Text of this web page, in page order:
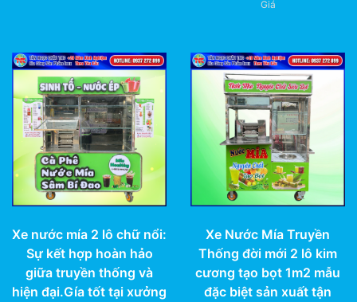
Giá
Xe nước mía 2 lô chữ nổi:
Sự kết hợp hoàn hảo
giữa truyền thống và
hiện đại.Gía tốt tại xưởng
Xe Nước Mía Truyền
Thống đời mới 2 lô kim
cương tạo bọt 1m2 mẫu
đặc biệt sản xuất tận